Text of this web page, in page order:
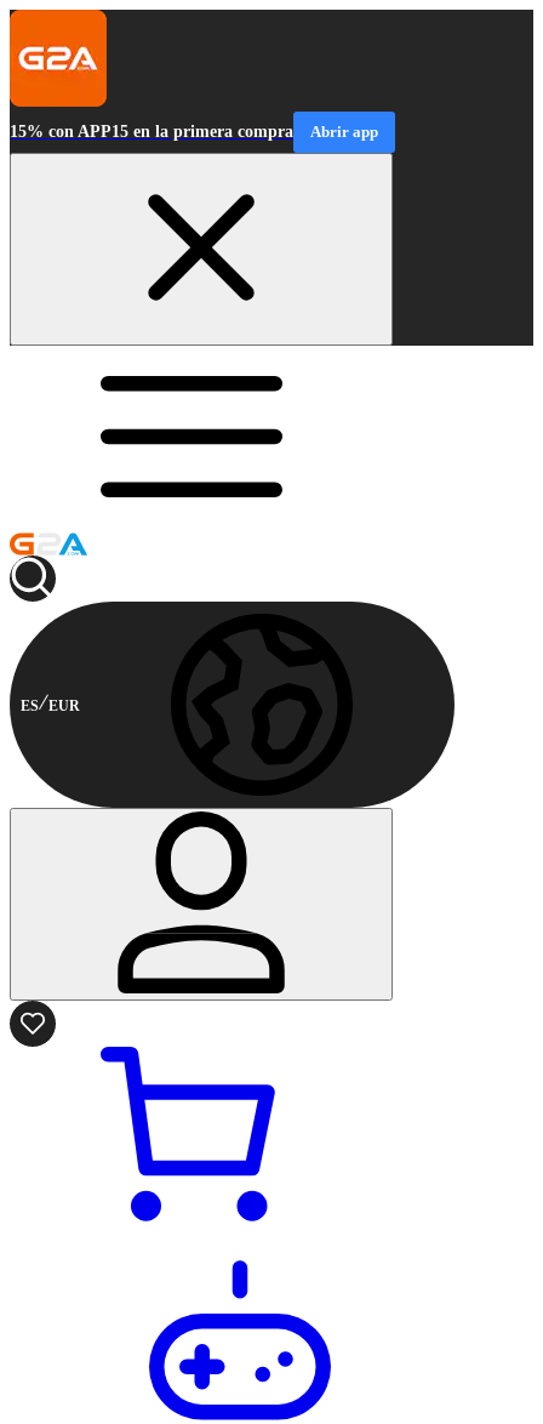
15% con APP15 en la primera compra Abrir app
ES EUR